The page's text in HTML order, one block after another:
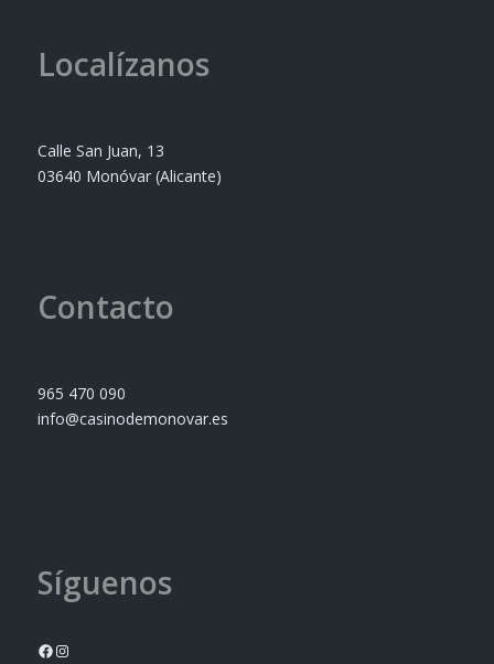
Localízanos
Calle San Juan, 13
03640 Monóvar (Alicante)
Contacto
965 470 090
info@casinodemonovar.es
Síguenos